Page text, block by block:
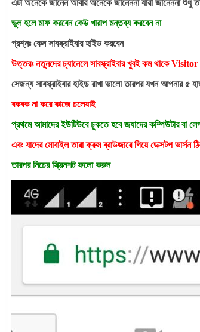
এটা অনেকে জানেন আবার অনেকে জানেননা যারা জানেননা শুধু
ভুল হলে মাফ করবেন কেউ খারাপ মন্তব্য করবেন না
প্রশ্নঃ কেন সাবস্ক্রাইবার হাইড করবেন
উত্তরঃ নতুনদের চ্যানেলে সাবস্ক্রাইবার খুবই কম থাকে Visitor
সেজন্য সাবস্ক্রাইবার হাইড রাখা ভালো তারপর যখন আপনার ৫
বকবক না করে কাজে চলেযাই
প্রথমে আমাদের ইউটিউবে ঢুকতে হবে জযাদের কম্পিউটার
এবং যাদের মোবাইল তারা ক্রুম ব্রাউজারে গিয়ে ডেক্সটপ
তারপর নিচের স্ক্রিনশট ফলো করুন